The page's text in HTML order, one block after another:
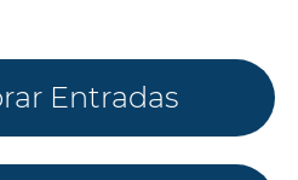
Entradas